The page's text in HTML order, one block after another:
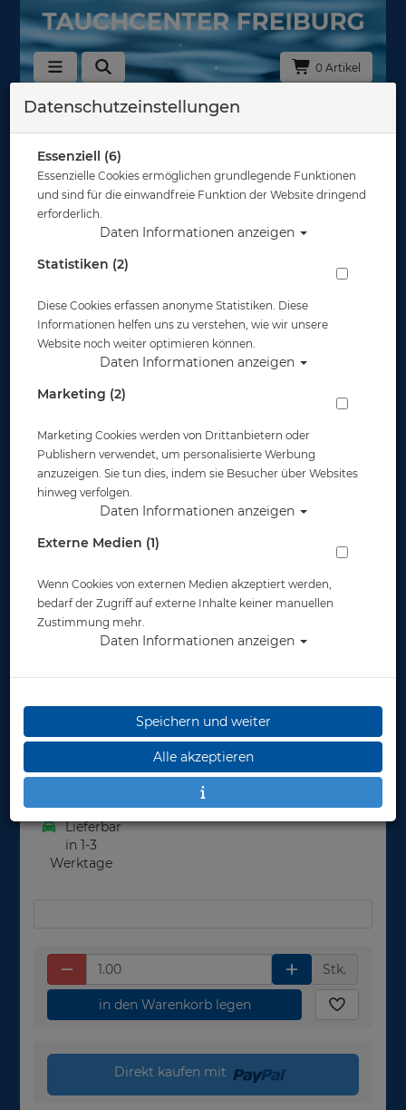
0 Artikel
Zurück
Tusa Hyperdry Elite II - Energie Green
Artikelnr.: tus-sp0101EG
Herstellerpreis: 49,00 €
49,00 €*
Lieferbar
in 1-3
Werktage
Stk.
in den Warenkorb legen
Direkt kaufen mit
Datenschutzeinstellungen
Essenziell (6)
Essenzielle Cookies ermöglichen grundlegende Funktionen
und sind für die einwandfreie Funktion der Website dringend
erforderlich.
Daten Informationen anzeigen
Statistiken (2)
Diese Cookies erfassen anonyme Statistiken. Diese
Informationen helfen uns zu verstehen, wie wir unsere
Website noch weiter optimieren können.
Daten Informationen anzeigen
Marketing (2)
Marketing Cookies werden von Drittanbietern oder
Publishern verwendet, um personalisierte Werbung
anzuzeigen. Sie tun dies, indem sie Besucher über Websites
hinweg verfolgen.
Daten Informationen anzeigen
Externe Medien (1)
Wenn Cookies von externen Medien akzeptiert werden,
bedarf der Zugriff auf externe Inhalte keiner manuellen
Zustimmung mehr.
Daten Informationen anzeigen
Speichern und weiter
Alle akzeptieren